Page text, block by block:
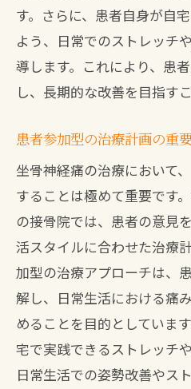
す。さらに、患者自身が自
よう、日常でのストレッチ
導します。これにより、患
し、長期的な改善を目指す
患者参加型の治療計画の重
坐骨神経痛の治療において
することは極めて重要です
の接骨院では、患者の意見
活スタイルに合わせた治療
加型の治療アプローチは、
解し、日常生活における痛
めることを目的としていま
宅で実践できるストレッチ
日常生活での姿勢改善やス